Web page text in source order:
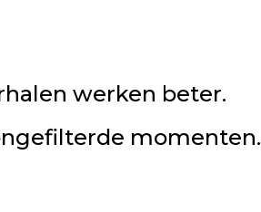
werken beter.
momenten.